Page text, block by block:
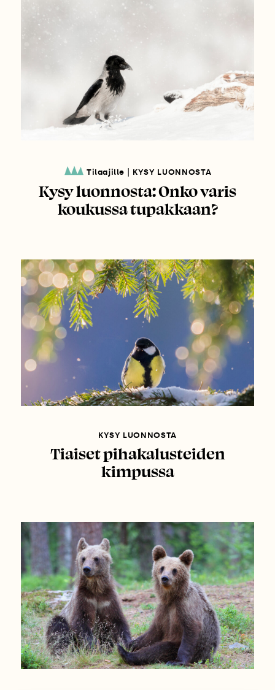
Tilaajille KYSY LUONNOSTA
Kysy luonnosta: Onko varis
koukussa tupakkaan?
KYSY LUONNOSTA
Tiaiset pihakalusteiden
kimpussa